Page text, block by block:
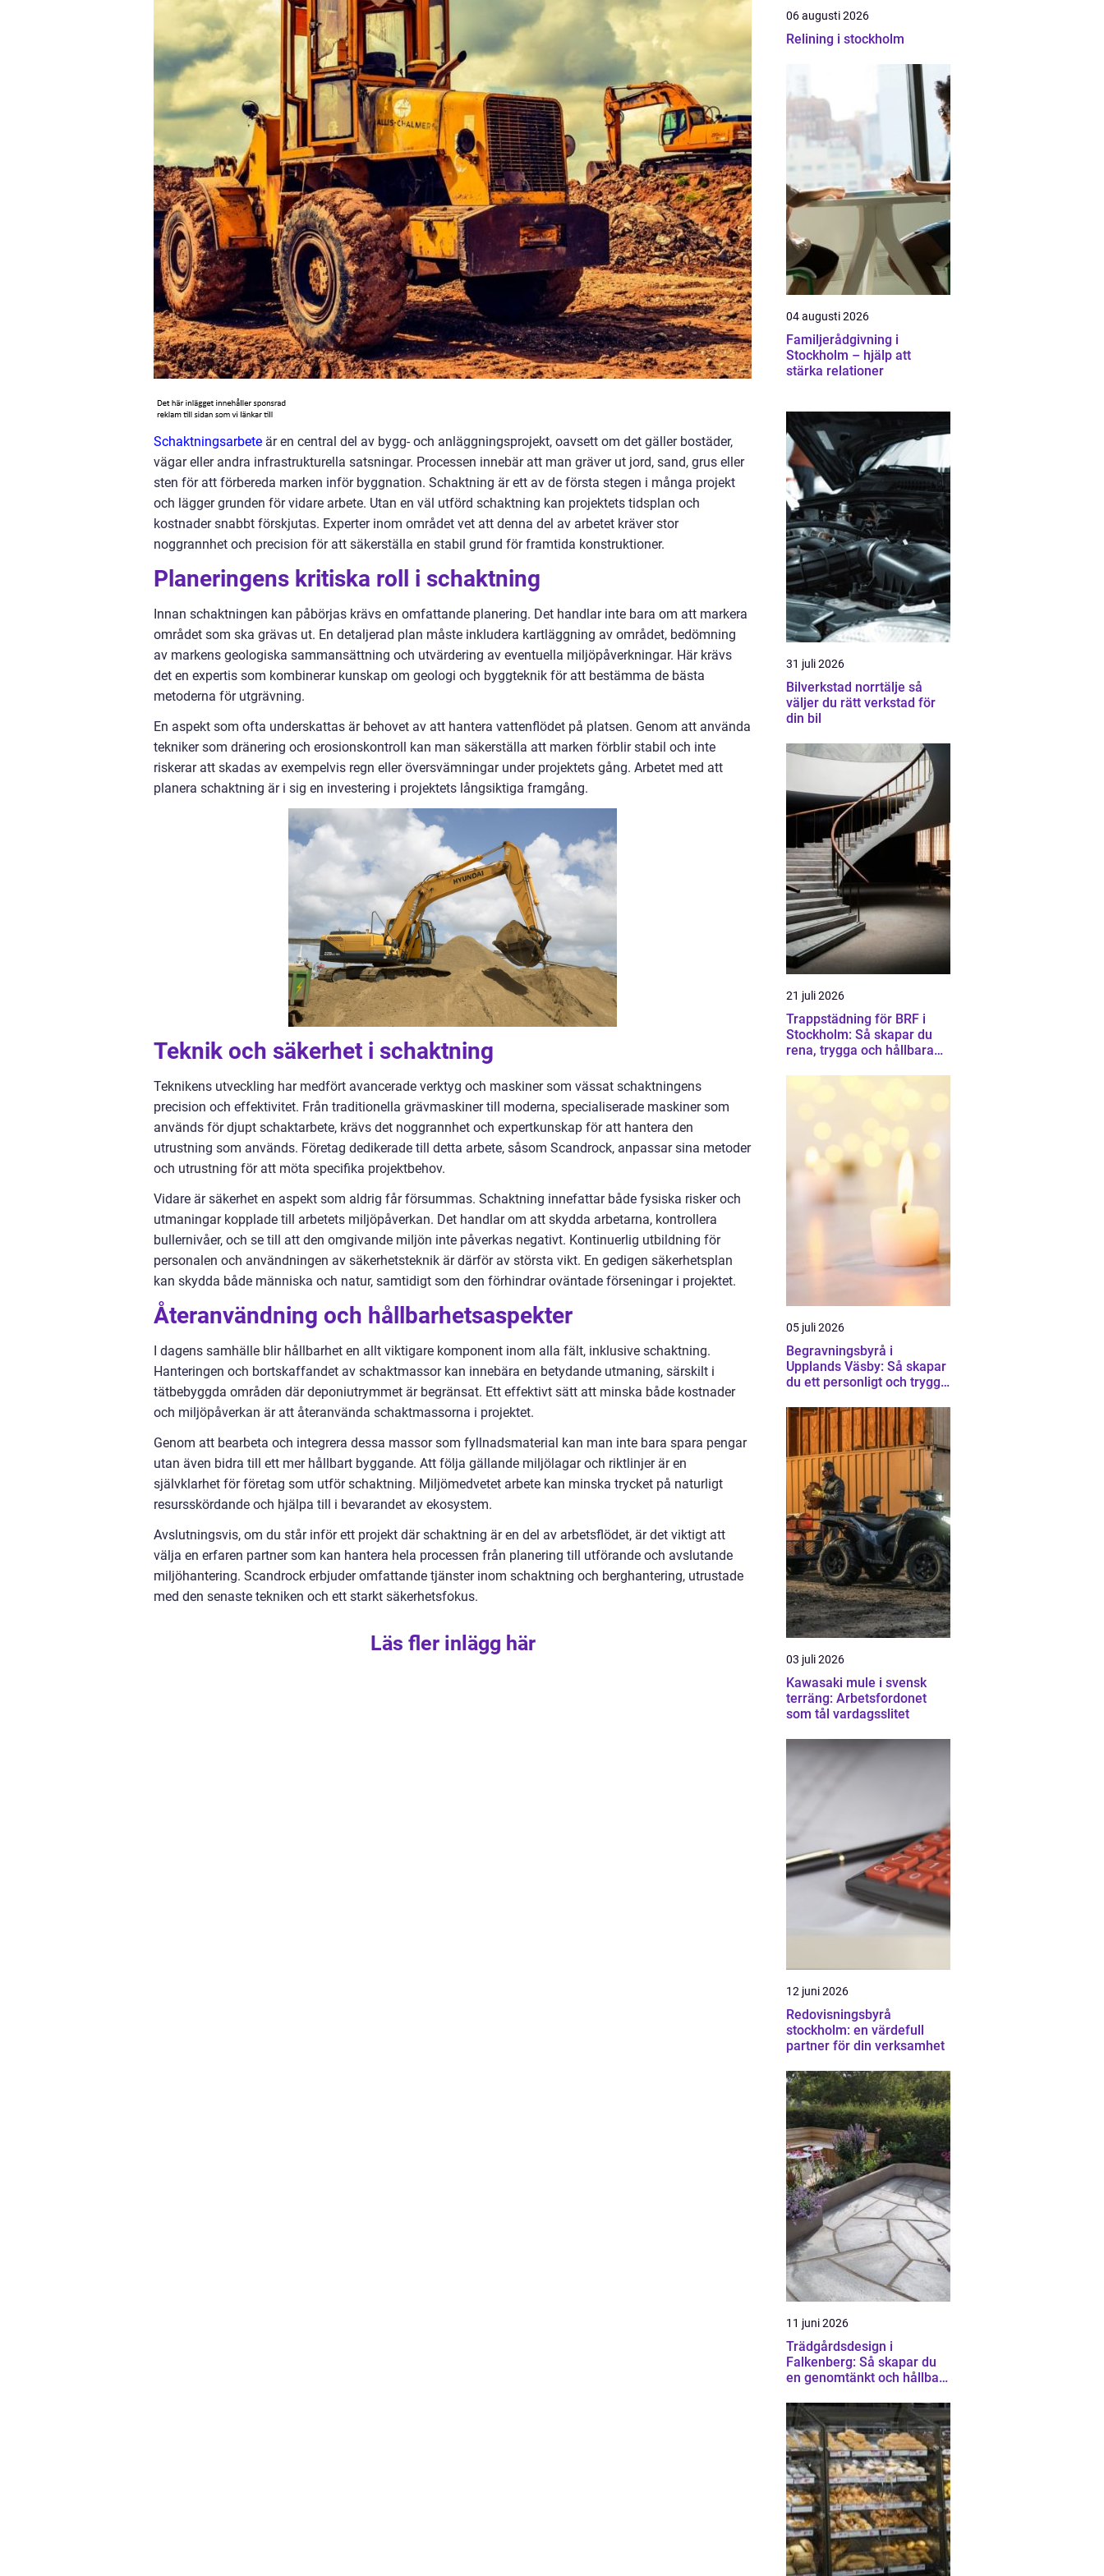
Schaktningsarbete är en central del av bygg- och anläggningsprojekt, oavsett om det gäller bostäder,
vägar eller andra infrastrukturella satsningar. Processen innebär att man gräver ut jord, sand, grus eller
sten för att förbereda marken inför byggnation. Schaktning är ett av de första stegen i många projekt
och lägger grunden för vidare arbete. Utan en väl utförd schaktning kan projektets tidsplan och
kostnader snabbt förskjutas. Experter inom området vet att denna del av arbetet kräver stor
noggrannhet och precision för att säkerställa en stabil grund för framtida konstruktioner.
Planeringens kritiska roll i schaktning
Innan schaktningen kan påbörjas krävs en omfattande planering. Det handlar inte bara om att markera
området som ska grävas ut. En detaljerad plan måste inkludera kartläggning av området, bedömning
av markens geologiska sammansättning och utvärdering av eventuella miljöpåverkningar. Här krävs
det en expertis som kombinerar kunskap om geologi och byggteknik för att bestämma de bästa
metoderna för utgrävning.
En aspekt som ofta underskattas är behovet av att hantera vattenflödet på platsen. Genom att använda
tekniker som dränering och erosionskontroll kan man säkerställa att marken förblir stabil och inte
riskerar att skadas av exempelvis regn eller översvämningar under projektets gång. Arbetet med att
planera schaktning är i sig en investering i projektets långsiktiga framgång.
Teknik och säkerhet i schaktning
Teknikens utveckling har medfört avancerade verktyg och maskiner som vässat schaktningens
precision och effektivitet. Från traditionella grävmaskiner till moderna, specialiserade maskiner som
används för djupt schaktarbete, krävs det noggrannhet och expertkunskap för att hantera den
utrustning som används. Företag dedikerade till detta arbete, såsom Scandrock, anpassar sina metoder
och utrustning för att möta specifika projektbehov.
Vidare är säkerhet en aspekt som aldrig får försummas. Schaktning innefattar både fysiska risker och
utmaningar kopplade till arbetets miljöpåverkan. Det handlar om att skydda arbetarna, kontrollera
bullernivåer, och se till att den omgivande miljön inte påverkas negativt. Kontinuerlig utbildning för
personalen och användningen av säkerhetsteknik är därför av största vikt. En gedigen säkerhetsplan
kan skydda både människa och natur, samtidigt som den förhindrar oväntade förseningar i projektet.
Återanvändning och hållbarhetsaspekter
I dagens samhälle blir hållbarhet en allt viktigare komponent inom alla fält, inklusive schaktning.
Hanteringen och bortskaffandet av schaktmassor kan innebära en betydande utmaning, särskilt i
tätbebyggda områden där deponiutrymmet är begränsat. Ett effektivt sätt att minska både kostnader
och miljöpåverkan är att återanvända schaktmassorna i projektet.
Genom att bearbeta och integrera dessa massor som fyllnadsmaterial kan man inte bara spara pengar
utan även bidra till ett mer hållbart byggande. Att följa gällande miljölagar och riktlinjer är en
självklarhet för företag som utför schaktning. Miljömedvetet arbete kan minska trycket på naturligt
resursskördande och hjälpa till i bevarandet av ekosystem.
Avslutningsvis, om du står inför ett projekt där schaktning är en del av arbetsflödet, är det viktigt att
välja en erfaren partner som kan hantera hela processen från planering till utförande och avslutande
miljöhantering. Scandrock erbjuder omfattande tjänster inom schaktning och berghantering, utrustade
med den senaste tekniken och ett starkt säkerhetsfokus.
Läs fler inlägg här
06 augusti 2026
Relining i stockholm
04 augusti 2026
Familjerådgivning i
Stockholm – hjälp att
stärka relationer
31 juli 2026
Bilverkstad norrtälje så
väljer du rätt verkstad för
din bil
21 juli 2026
Trappstädning för BRF i
Stockholm: Så skapar du
rena, trygga och hållbara
05 juli 2026
Begravningsbyrå i
Upplands Väsby: Så skapar
du ett personligt och tryggt
03 juli 2026
Kawasaki mule i svensk
terräng: Arbetsfordonet
som tål vardagsslitet
12 juni 2026
Redovisningsbyrå
stockholm: en värdefull
partner för din verksamhet
11 juni 2026
Trädgårdsdesign i
Falkenberg: Så skapar du
en genomtänkt och hållbar